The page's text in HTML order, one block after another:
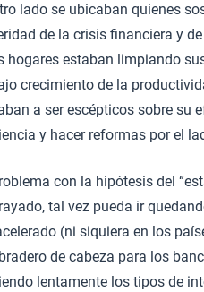
lado se ubicaban quienes
de la crisis financiera y
hogares estaban limpiando
crecimiento de la
a ser escépticos sobre su
y hacer reformas por el
con la hipótesis del
tal vez pueda ir
(ni siquiera en los
de cabeza para los
lentamente los tipos de